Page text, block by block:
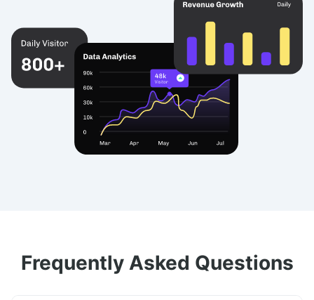
Frequently Asked Questions